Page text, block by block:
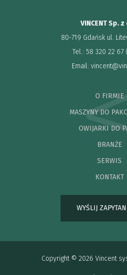
VINCENT Sp.
80-719 Gdańsk ul.
Tel.: 58 320 22 67
Email:
O FIRMIE
MASZYNY DO
OWIJARKI DO
BRANŻE
SERWIS
KONTAKT
WYŚLIJ
Copyright © 2026 Vincent